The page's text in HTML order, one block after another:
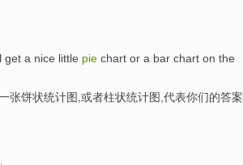
get a nice little pie chart or a bar chart on the
张饼状统计图,或者柱状统计图,代表你们的答案